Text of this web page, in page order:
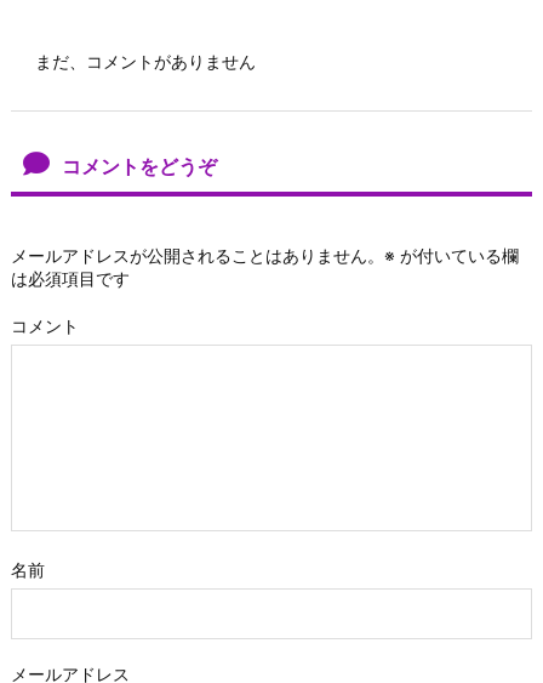
まだ、コメントがありません
コメントをどうぞ
メールアドレスが公開されることはありません。 ※ が付いている欄
は必須項目です
コメント
名前
メールアドレス